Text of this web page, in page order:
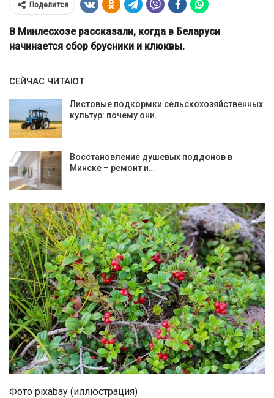
Поделится
В Минлесхозе рассказали, когда в Беларуси
начинается сбор брусники и клюквы.
СЕЙЧАС ЧИТАЮТ
Листовые подкормки сельскохозяйственных
культур: почему они…
Восстановление душевых поддонов в
Минске – ремонт и…
Фото pixabay (иллюстрация)